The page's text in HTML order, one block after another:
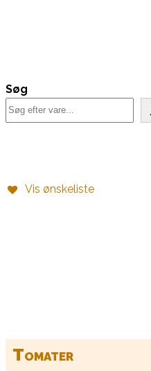
Søg
Vis ønskeliste
Tomater